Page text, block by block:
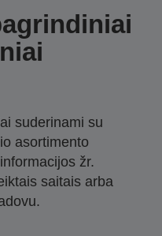
suderinami su
asortimento
žr.
saitais arba